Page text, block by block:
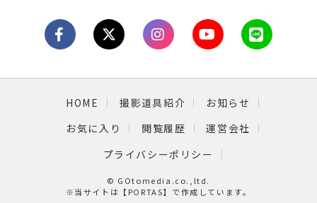
HOME 撮影道具紹介
お知らせ
お気に入り
閲覧履歴
運営会社
プライバシーポリシー
© GOtomedia.co.,ltd.
※当サイトは【 PORTAS】で作成しています。